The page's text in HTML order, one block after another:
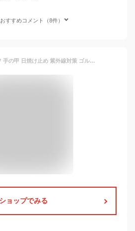
すすめコメント（8件）
ハンドカバー ゴルフ 手の甲 日焼け止め 紫外線対策 ゴルフハンドカバー 野外 テニス 右手用 右手 男性用 女性用 メンズ レディース シンプル ブランド 人気 おすすめ 売れ筋 ランキング 5本 安定感 UVカット UV 夏 汗 接触冷感 速乾吸収 メッシュ 通気債 冷感 小物 GMAX
ショップでみる